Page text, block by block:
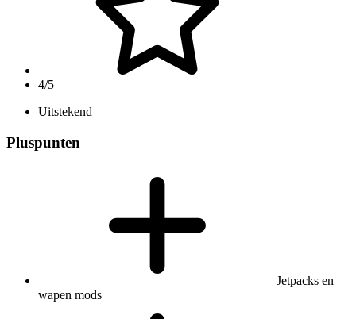
4/5
Uitstekend
Pluspunten
Jetpacks en
wapen mods